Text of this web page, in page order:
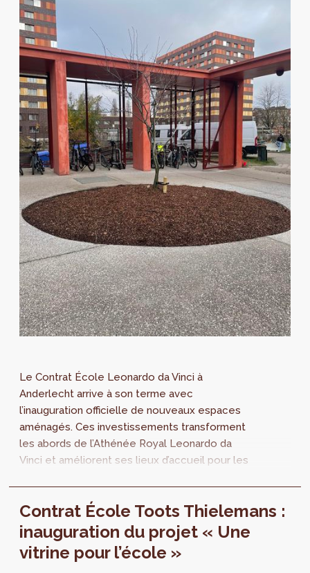
Le Contrat École Leonardo da Vinci à
Anderlecht arrive à son terme avec
l’inauguration officielle de nouveaux espaces
aménagés. Ces investissements transforment
les abords de l’Athénée Royal Leonardo da
Vinci et améliorent ses lieux d’accueil pour les
Contrat École Toots Thielemans :
inauguration du projet « Une
vitrine pour l’école »